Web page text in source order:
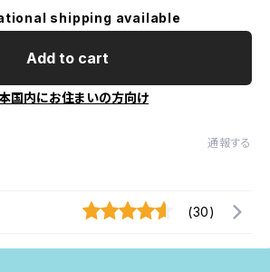
shipping available
Add to cart
国内にお住まいの方向け
通報する
(30)